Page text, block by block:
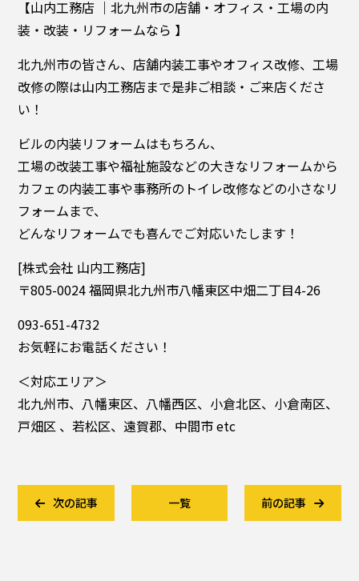
【山内工務店 ｜北九州市の店舗・オフィス・工場の内
装・改装・リフォームなら 】
北九州市の皆さん、店舗内装工事やオフィス改修、工場
改修の際は山内工務店まで是非ご相談・ご来店くださ
い！
ビルの内装リフォームはもちろん、
工場の改装工事や福祉施設などの大きなリフォームから
カフェの内装工事や事務所のトイレ改修などの小さなリ
フォームまで、
どんなリフォームでも喜んでご対応いたします！
[株式会社 山内工務店]
〒805-0024 福岡県北九州市八幡東区中畑二丁目4-26
093-651-4732
お気軽にお電話ください！
＜対応エリア＞
北九州市、八幡東区、八幡西区、小倉北区、小倉南区、
戸畑区 、若松区、遠賀郡、中間市 etc
次の記事 一覧 前の記事